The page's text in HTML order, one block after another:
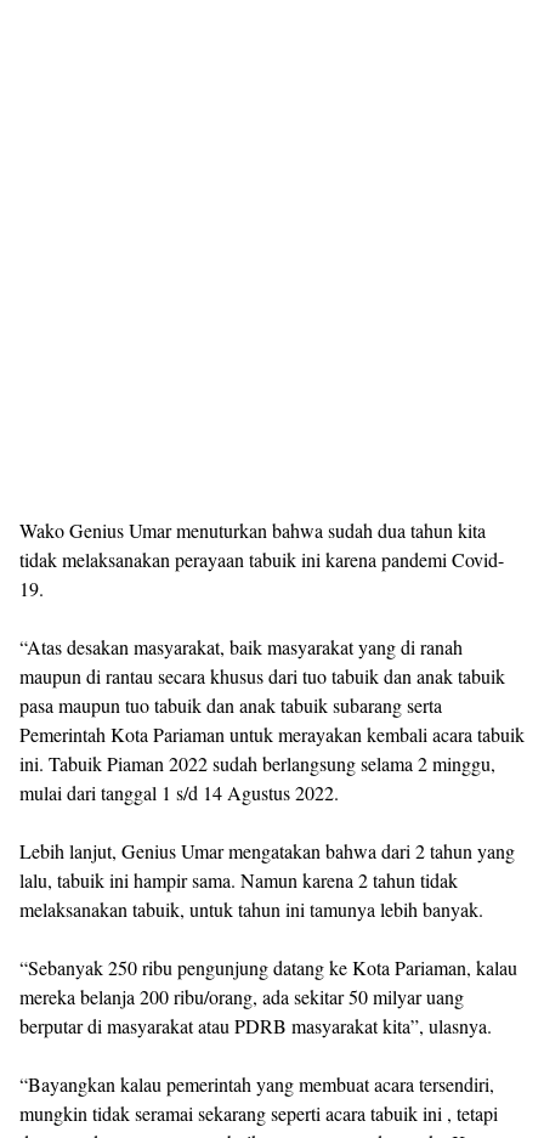
Wako Genius Umar menuturkan bahwa sudah dua tahun kita
tidak melaksanakan perayaan tabuik ini karena pandemi Covid-
19.
“Atas desakan masyarakat, baik masyarakat yang di ranah
maupun di rantau secara khusus dari tuo tabuik dan anak tabuik
pasa maupun tuo tabuik dan anak tabuik subarang serta
Pemerintah Kota Pariaman untuk merayakan kembali acara tabuik
ini. Tabuik Piaman 2022 sudah berlangsung selama 2 minggu,
mulai dari tanggal 1 s/d 14 Agustus 2022.
Lebih lanjut, Genius Umar mengatakan bahwa dari 2 tahun yang
lalu, tabuik ini hampir sama. Namun karena 2 tahun tidak
melaksanakan tabuik, untuk tahun ini tamunya lebih banyak.
“Sebanyak 250 ribu pengunjung datang ke Kota Pariaman, kalau
mereka belanja 200 ribu/orang, ada sekitar 50 milyar uang
berputar di masyarakat atau PDRB masyarakat kita”, ulasnya.
“Bayangkan kalau pemerintah yang membuat acara tersendiri,
mungkin tidak seramai sekarang seperti acara tabuik ini , tetapi